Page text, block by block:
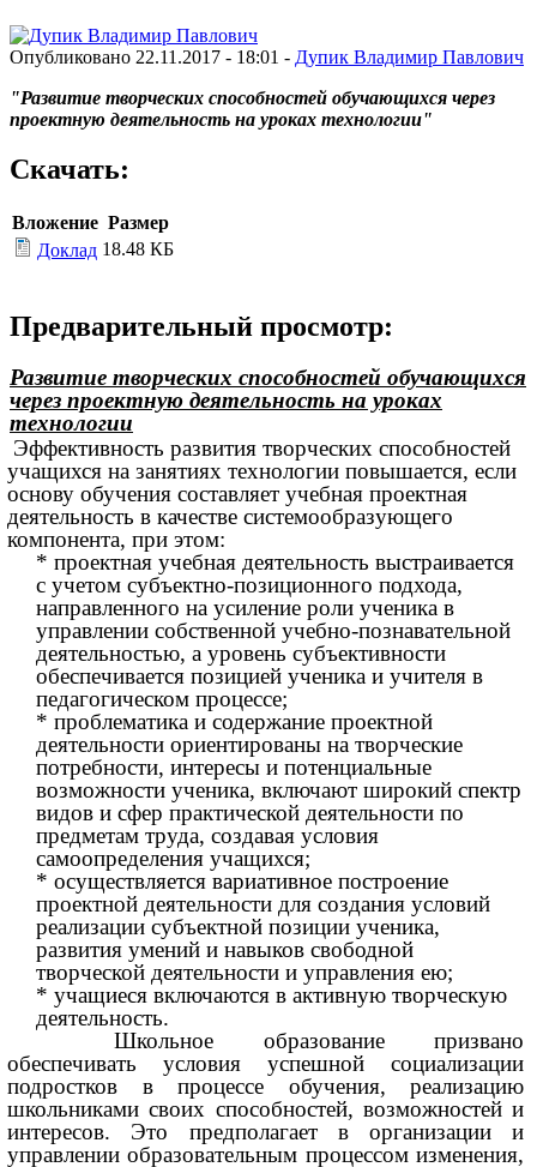
Опубликовано 22.11.2017 - 18:01 - Дупик Владимир Павлович
"Развитие творческих способностей обучающихся через
проектную деятельность на уроках технологии"
Скачать:
Вложение Размер
Доклад 18.48 КБ
Предварительный просмотр:
Развитие творческих способностей обучающихся
через проектную деятельность на уроках
технологии
Эффективность развития творческих способностей
учащихся на занятиях технологии повышается, если
основу обучения составляет учебная проектная
деятельность в качестве системообразующего
компонента, при этом:
* проектная учебная деятельность выстраивается
с учетом субъектно-позиционного подхода,
направленного на усиление роли ученика в
управлении собственной учебно-познавательной
деятельностью, а уровень субъективности
обеспечивается позицией ученика и учителя в
педагогическом процессе;
* проблематика и содержание проектной
деятельности ориентированы на творческие
потребности, интересы и потенциальные
возможности ученика, включают широкий спектр
видов и сфер практической деятельности по
предметам труда, создавая условия
самоопределения учащихся;
* осуществляется вариативное построение
проектной деятельности для создания условий
реализации субъектной позиции ученика,
развития умений и навыков свободной
творческой деятельности и управления ею;
* учащиеся включаются в активную творческую
деятельность.
Школьное образование призвано
обеспечивать условия успешной социализации
подростков в процессе обучения, реализацию
школьниками своих способностей, возможностей и
интересов. Это предполагает в организации и
управлении образовательным процессом изменения,